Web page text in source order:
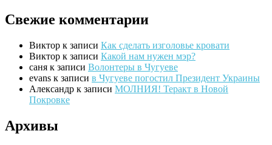
Свежие комментарии
Виктор к записи Как сделать изголовье кровати
Виктор к записи Какой нам нужен мэр?
саня к записи Волонтеры в Чугуеве
evans к записи в Чугуеве погостил Президент Украины
Александр к записи МОЛНИЯ! Теракт в Новой
Покровке
Архивы